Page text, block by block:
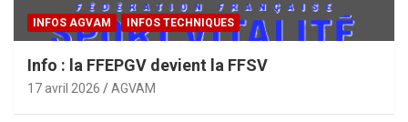
INFOS AGVAM INFOS TECHNIQUES
Info : la FFEPGV devient la FFSV
17 avril 2026 AGVAM